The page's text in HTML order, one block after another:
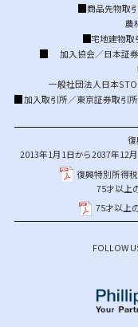
商品先物取
農
宅地建物取
加入協会／日本証
一般社団法人日本
加入取引所／東京証券取引所
復
2013年1月1日から2037年12
復興特別所得税
75才以上
75才以上
FOLLOW